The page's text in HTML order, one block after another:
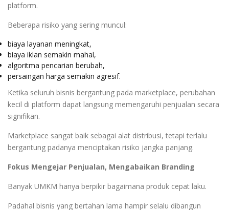
platform.
Beberapa risiko yang sering muncul:
biaya layanan meningkat,
biaya iklan semakin mahal,
algoritma pencarian berubah,
persaingan harga semakin agresif.
Ketika seluruh bisnis bergantung pada marketplace, perubahan
kecil di platform dapat langsung memengaruhi penjualan secara
signifikan.
Marketplace sangat baik sebagai alat distribusi, tetapi terlalu
bergantung padanya menciptakan risiko jangka panjang.
Fokus Mengejar Penjualan, Mengabaikan Branding
Banyak UMKM hanya berpikir bagaimana produk cepat laku.
Padahal bisnis yang bertahan lama hampir selalu dibangun